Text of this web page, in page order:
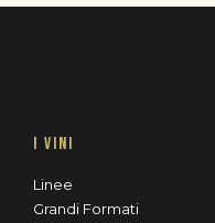
I VINI
Linee
Grandi Formati